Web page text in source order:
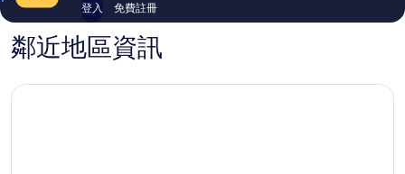
登入 免費註冊
鄰近地區資訊